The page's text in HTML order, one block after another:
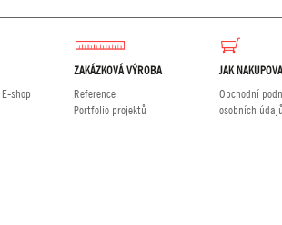
E-shop
ZAKÁZKOVÁ VÝROBA
Reference
Portfolio projektů
JAK
Obchodní
osobních